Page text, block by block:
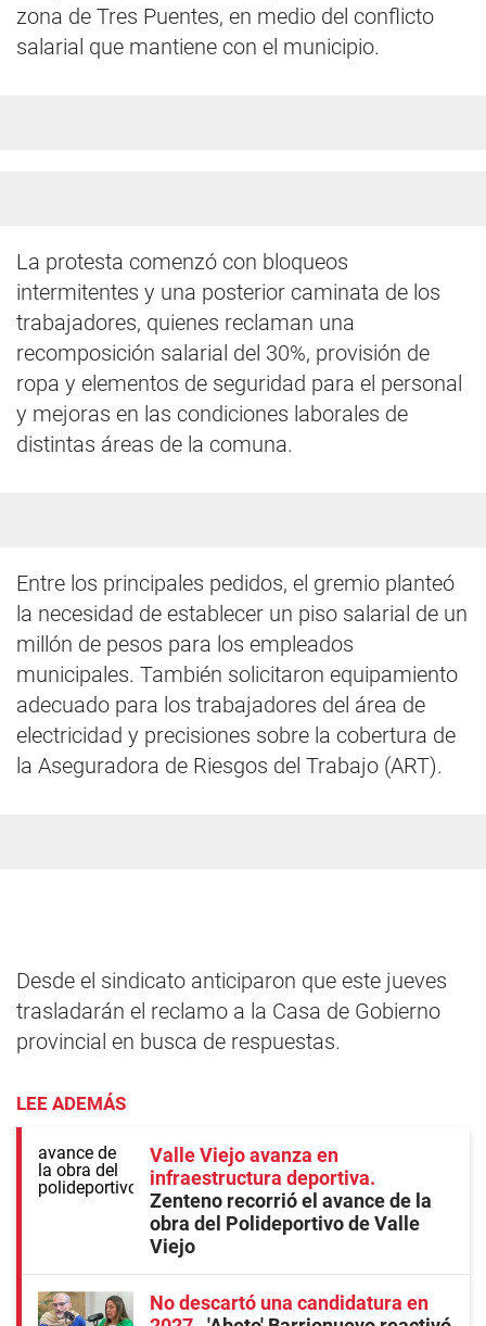
zona de Tres Puentes, en medio del conflicto
salarial que mantiene con el municipio.
La protesta comenzó con bloqueos
intermitentes y una posterior caminata de los
trabajadores, quienes reclaman una
recomposición salarial del 30%, provisión de
ropa y elementos de seguridad para el personal
y mejoras en las condiciones laborales de
distintas áreas de la comuna.
Entre los principales pedidos, el gremio planteó
la necesidad de establecer un piso salarial de un
millón de pesos para los empleados
municipales. También solicitaron equipamiento
adecuado para los trabajadores del área de
electricidad y precisiones sobre la cobertura de
la Aseguradora de Riesgos del Trabajo (ART).
Desde el sindicato anticiparon que este jueves
trasladarán el reclamo a la Casa de Gobierno
provincial en busca de respuestas.
LEE ADEMÁS
Valle Viejo avanza en
infraestructura deportiva
Zenteno recorrió el avance de la
obra del Polideportivo de Valle
Viejo
No descartó una candidatura en